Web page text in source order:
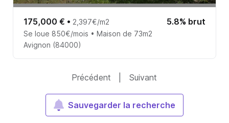
175,000 € • 2,397€/m2 5.8% brut
Se loue 850€/mois • Maison de 73m2
Avignon (84000)
Précédent Suivant
Sauvegarder la recherche